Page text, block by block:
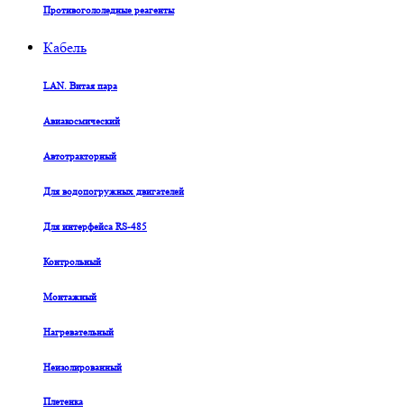
Противогололедные реагенты
Кабель
LAN. Витая пара
Авиакосмический
Автотракторный
Для водопогружных двигателей
Для интерфейса RS-485
Контрольный
Монтажный
Нагревательный
Неизолированный
Плетенка